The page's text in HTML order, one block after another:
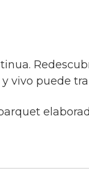
vivo puede